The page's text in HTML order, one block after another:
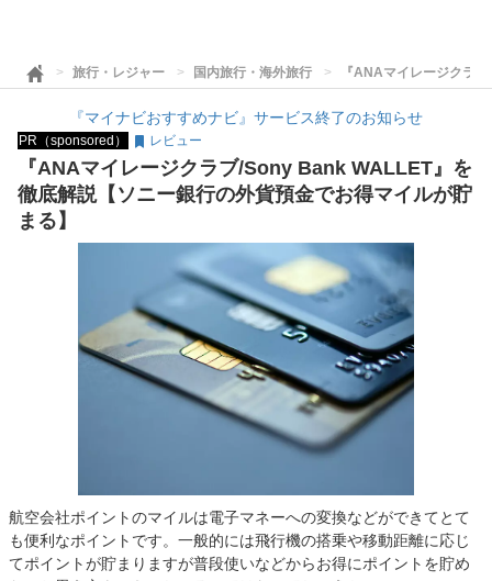
旅行・レジャー 国内旅行・海外旅行 『ANAマイレージクラ
『マイナビおすすめナビ』サービス終了のお知らせ
PR（sponsored） レビュー
『ANAマイレージクラブ/Sony Bank WALLET』を
徹底解説【ソニー銀行の外貨預金でお得マイルが貯
まる】
航空会社ポイントのマイルは電子マネーへの変換などができてとて
も便利なポイントです。一般的には飛行機の搭乗や移動距離に応じ
てポイントが貯まりますが普段使いなどからお得にポイントを貯め